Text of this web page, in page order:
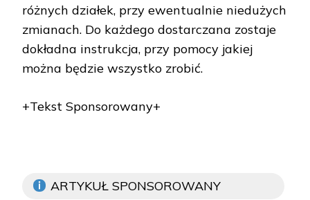
różnych działek, przy ewentualnie niedużych
zmianach. Do każdego dostarczana zostaje
dokładna instrukcja, przy pomocy jakiej
można będzie wszystko zrobić.
+Tekst Sponsorowany+
ARTYKUŁ SPONSOROWANY